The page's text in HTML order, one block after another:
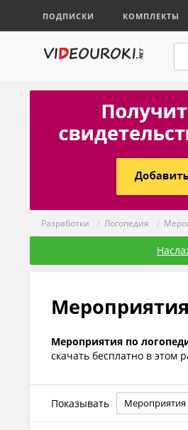
ПОДПИСКИ КОМПЛЕКТЫ
Разработки / Логопедия /
Мероприятия по
скачать бесплатно в этом
Показывать Мероприятия